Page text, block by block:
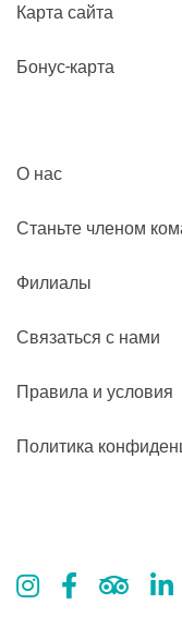
Карта сайта
Бонус-карта
О нас
Станьте членом
Филиалы
Связаться с нами
Правила и условия
Политика